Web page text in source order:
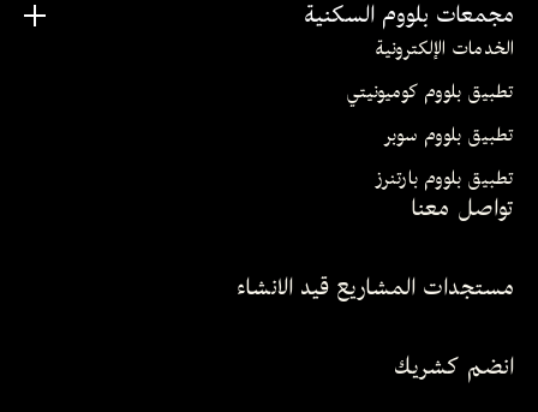
مجمعات بلووم السكنية
الخدمات الإلكترونية
تطبيق بلووم كوميونيتي
تطبيق بلووم سوبر
تطبيق بلووم بارتنرز
تواصل معنا
مستجدات المشاريع قيد الانشاء
انضم كشريك